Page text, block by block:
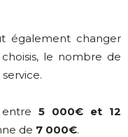
également changer
le nombre de
5 000€ et 12
de 7 000€.